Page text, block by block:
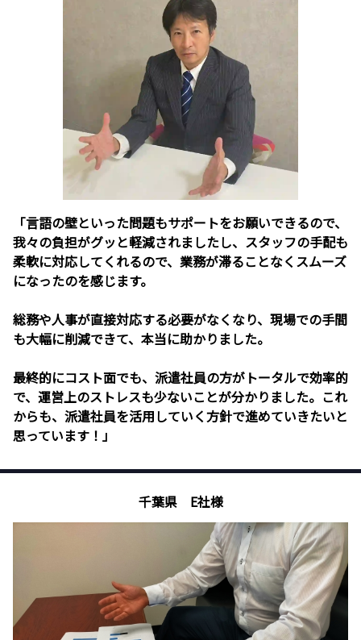
「言語の壁といった問題もサポートをお願いできるので、
我々の負担がグッと軽減されましたし、スタッフの手配も
柔軟に対応してくれるので、業務が滞ることなくスムーズ
になったのを感じます。
総務や人事が直接対応する必要がなくなり、現場での手間
も大幅に削減できて、本当に助かりました。
最終的にコスト面でも、派遣社員の方がトータルで効率的
で、運営上のストレスも少ないことが分かりました。これ
からも、派遣社員を活用していく方針で進めていきたいと
思っています！」
千葉県 E社様